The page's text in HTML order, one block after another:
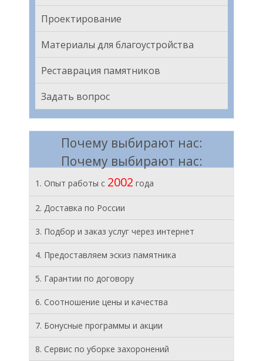
Проектирование
Материалы для благоустройства
Реставрация памятников
Задать вопрос
Почему выбирают нас:
Почему выбирают нас:
1. Опыт работы с 2002 года
2. Доставка по России
3. Подбор и заказ услуг через интернет
4. Предоставляем эскиз памятника
5. Гарантии по договору
6. Соотношение цены и качества
7. Бонусные программы и акции
8. Cервис по уборке захоронений